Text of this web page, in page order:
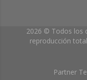
2026 © Todos los
reproducción
Partner